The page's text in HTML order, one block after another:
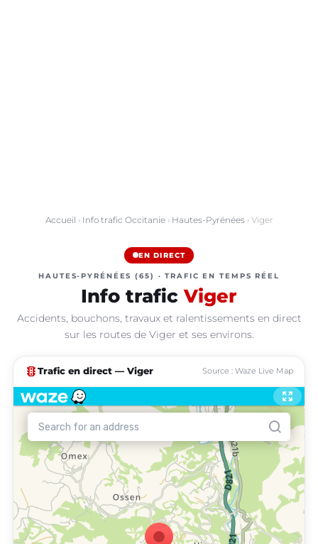
Accueil › Info trafic Occitanie› Hautes-Pyrénées› Viger
EN DIRECT
HAUTES-PYRÉNÉES (65) · TRAFIC EN TEMPS RÉEL
Info trafic Viger
Accidents, bouchons, travaux et ralentissements en direct
sur les routes de Viger et ses environs.
traffic Trafic en direct — Viger Source : Waze Live Map